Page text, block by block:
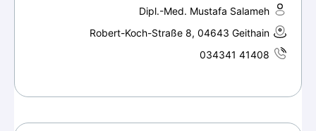
Dipl.-Med. Mustafa Salameh
Robert-Koch-Straße 8, 04643 Geithain
034341 41408